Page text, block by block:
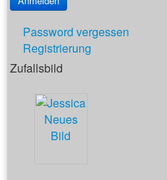
Password vergessen
Registrierung
Zufallsbild